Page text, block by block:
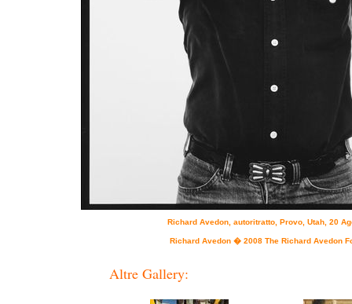
Richard Avedon, autoritratto, Provo, Utah, 20
Richard Avedon � 2008 The Richard Avedon
Altre Gallery: